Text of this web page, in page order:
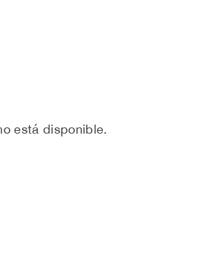
está disponible.